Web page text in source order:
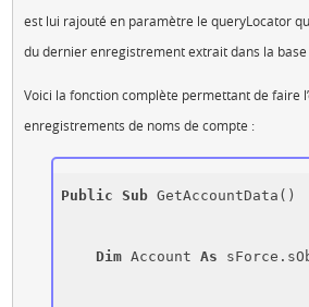
est lui rajouté en paramètre le queryLocator
du dernier enregistrement extrait dans la base
Voici la fonction complète permettant de faire
enregistrements de noms de compte :
Public Sub GetAccountData()
Dim Account As